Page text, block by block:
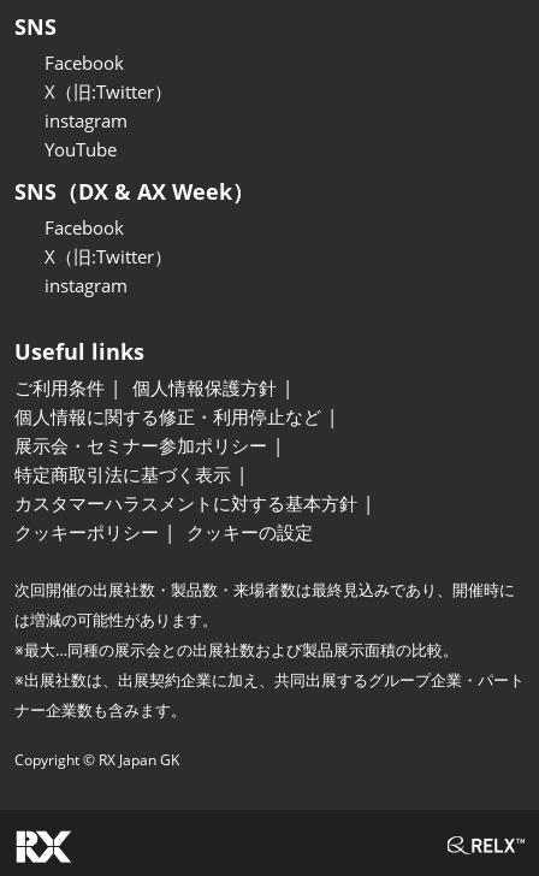
SNS
Facebook
X（旧:Twitter）
instagram
YouTube
SNS（DX & AX Week）
Facebook
X（旧:Twitter）
instagram
Useful links
ご利用条件
個人情報保護方針
個人情報に関する修正・利用停止など
展示会・セミナー参加ポリシー
特定商取引法に基づく表示
カスタマーハラスメントに対する基本方針
クッキーポリシー
クッキーの設定
次回開催の出展社数・製品数・来場者数は最終見込みであり、開催時に
は増減の可能性があります。
※最大…同種の展示会との出展社数および製品展示面積の比較。
※出展社数は、出展契約企業に加え、共同出展するグループ企業・パート
ナー企業数も含みます。
Copyright © RX Japan GK